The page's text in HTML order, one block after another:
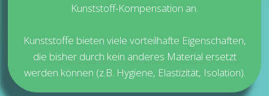
Kunststoff-Kompensation an.
Kunststoffe bieten viele vorteilhafte Eigenschaften,
die bisher durch kein anderes Material ersetzt
werden können (z.B. Hygiene, Elastizität, Isolation).